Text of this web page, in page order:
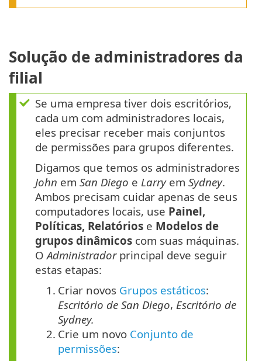
Solução de administradores da
filial
Se uma empresa tiver dois escritórios,
cada um com administradores locais,
eles precisar receber mais conjuntos
de permissões para grupos diferentes.
Digamos que temos os administradores
John em San Diego e Larryem Sydney.
Ambos precisam cuidar apenas de seus
computadores locais, use Painel,
Políticas, Relatórios e Modelos de
grupos dinâmicos com suas máquinas.
OAdministradorprincipal deve seguir
estas etapas:
1. Criar novos Grupos estáticos:
Escritório de San Diego, Escritório de
Sydney.
2. Crie um novo Conjunto de
permissões: